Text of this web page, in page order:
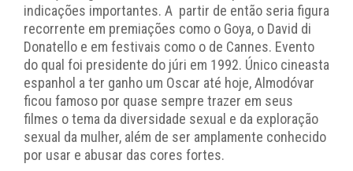
indicações importantes. A partir de então seria figura
recorrente em premiações como o Goya, o David di
Donatello e em festivais como o de Cannes. Evento
do qual foi presidente do júri em 1992. Único cineasta
espanhol a ter ganho um Oscar até hoje, Almodóvar
ficou famoso por quase sempre trazer em seus
filmes o tema da diversidade sexual e da exploração
sexual da mulher, além de ser amplamente conhecido
por usar e abusar das cores fortes.